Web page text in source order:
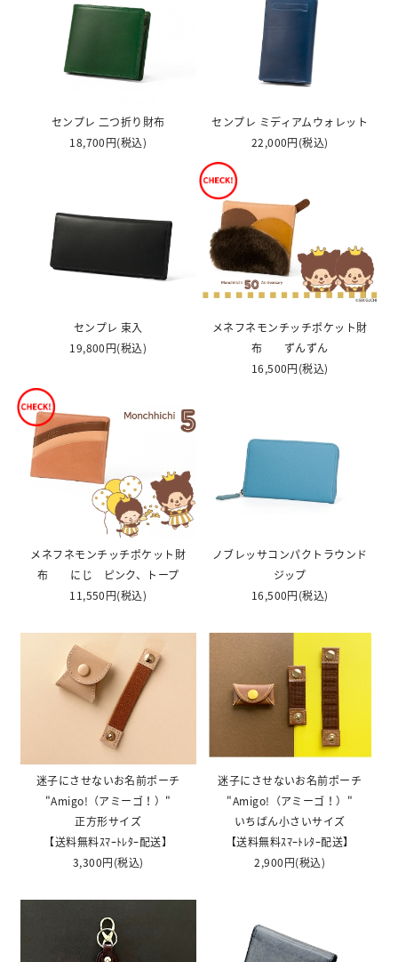
センプレ 二つ折り財布
18,700円(税込)
センプレ ミディアムウォレット
22,000円(税込)
センプレ 束入
19,800円(税込)
メネフネモンチッチポケット財
布 ずんずん
16,500円(税込)
メネフネモンチッチポケット財
布 にじ ピンク、トープ
11,550円(税込)
ノブレッサコンパクトラウンド
ジップ
16,500円(税込)
迷子にさせないお名前ポーチ
"Amigo!（アミーゴ！）"
正方形サイズ
【送料無料ｽﾏｰﾄﾚﾀｰ配送】
3,300円(税込)
迷子にさせないお名前ポーチ
"Amigo!（アミーゴ！）"
いちばん小さいサイズ
【送料無料ｽﾏｰﾄﾚﾀｰ配送】
2,900円(税込)